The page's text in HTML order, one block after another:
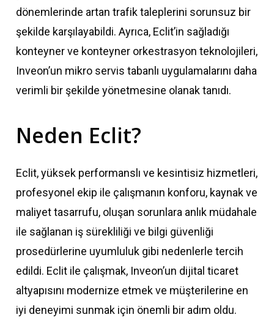
dönemlerinde artan trafik taleplerini sorunsuz bir
şekilde karşılayabildi. Ayrıca, Eclit’in sağladığı
konteyner ve konteyner orkestrasyon teknolojileri,
Inveon’un mikro servis tabanlı uygulamalarını daha
verimli bir şekilde yönetmesine olanak tanıdı.
Neden Eclit?
Eclit, yüksek performanslı ve kesintisiz hizmetleri,
profesyonel ekip ile çalışmanın konforu, kaynak ve
maliyet tasarrufu, oluşan sorunlara anlık müdahale
ile sağlanan iş sürekliliği ve bilgi güvenliği
prosedürlerine uyumluluk gibi nedenlerle tercih
edildi. Eclit ile çalışmak, Inveon’un dijital ticaret
altyapısını modernize etmek ve müşterilerine en
iyi deneyimi sunmak için önemli bir adım oldu.